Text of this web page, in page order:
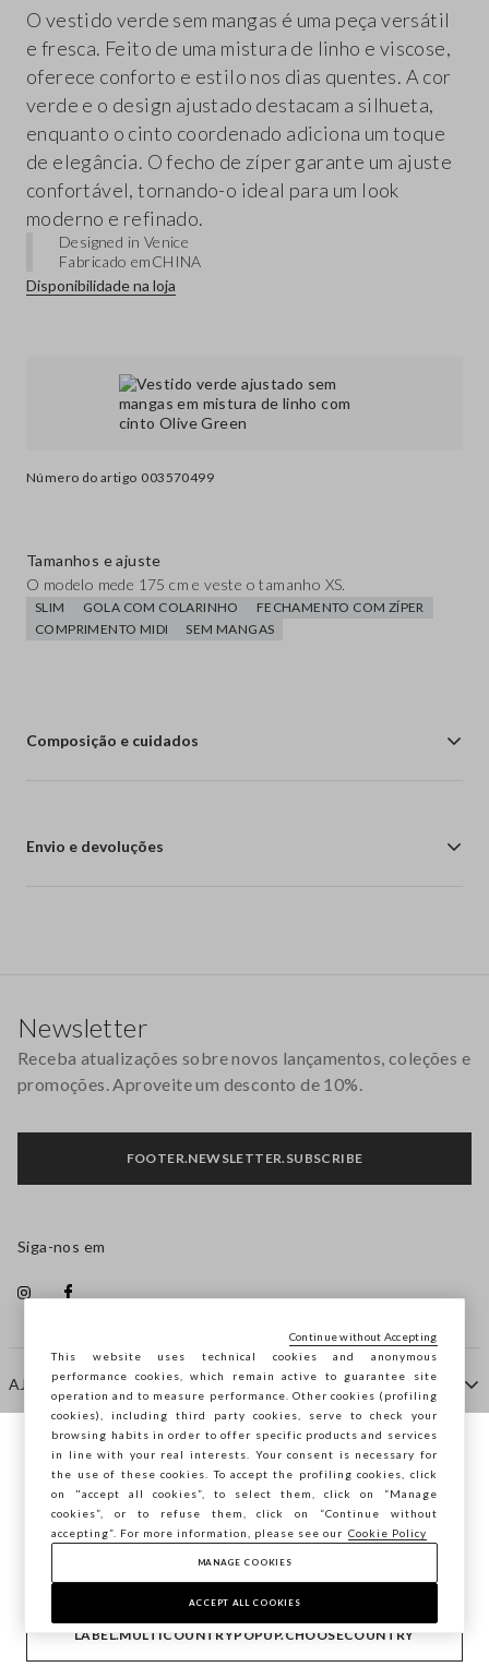
Número do artigo 003570499
O vestido verde sem mangas é uma peça versátil
e fresca. Feito de uma mistura de linho e viscose,
oferece conforto e estilo nos dias quentes. A cor
verde e o design ajustado destacam a silhueta,
enquanto o cinto coordenado adiciona um toque
de elegância. O fecho de zíper garante um ajuste
confortável, tornando-o ideal para um look
moderno e refinado.
Designed in Venice
Fabricado emCHINA
Disponibilidade na loja
Tamanhos e ajuste
O modelo mede 175 cm e veste o tamanho XS.
SLIM GOLA COM COLARINHO
FECHAMENTO COM ZÍPER
COMPRIMENTO MIDI
SEM MANGAS
Composição e cuidados
Envio e devoluções
AJUDA
EMPRESA
CONTACTE-NOS
Newsletter
Receba atualizações sobre novos lançamentos, coleções e
promoções. Aproveite um desconto de 10%.
FOOTER.NEWSLETTER.SUBSCRIBE
Siga-nos em
Copyright © Ovs S.p.A. -
Está a navegar na STEFANEL Portugal,
deseja guardar a sua localização?
CONFIRMAR
LABEL.MULTICOUNTRYPOPUP.CHOOSECOUNTRY
footer.item.country Portugal
This website uses technical cookies and anonymous
performance cookies, which remain active to guarantee site
operation and to measure performance. Other cookies (profiling
cookies), including third party cookies, serve to check your
browsing habits in order to offer specific products and services
in line with your real interests. Your consent is necessary for
the use of these cookies. To accept the profiling cookies, click
on "accept all cookies”, to select them, click on “Manage
cookies”, or to refuse them, click on “Continue without
accepting”. For more information, please see our Cookie Policy
MANAGE COOKIES
ACCEPT ALL COOKIES
Continue without Accepting